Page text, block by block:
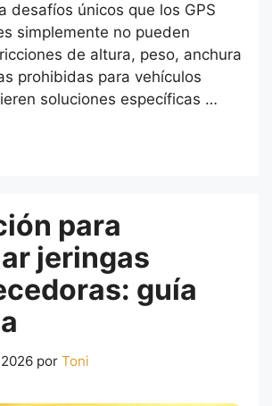
desafíos únicos que los GPS
simplemente no pueden
de altura, peso, anchura
prohibidas para vehículos
soluciones específicas …
para
jeringas
guía
por Toni